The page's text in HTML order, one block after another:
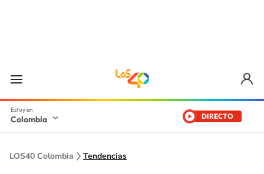
Colombia DIRECTO
LOS40 Colombia Tendencias